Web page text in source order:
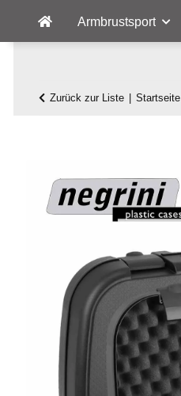
Armbrustsport
Zurück zur Liste Startseite